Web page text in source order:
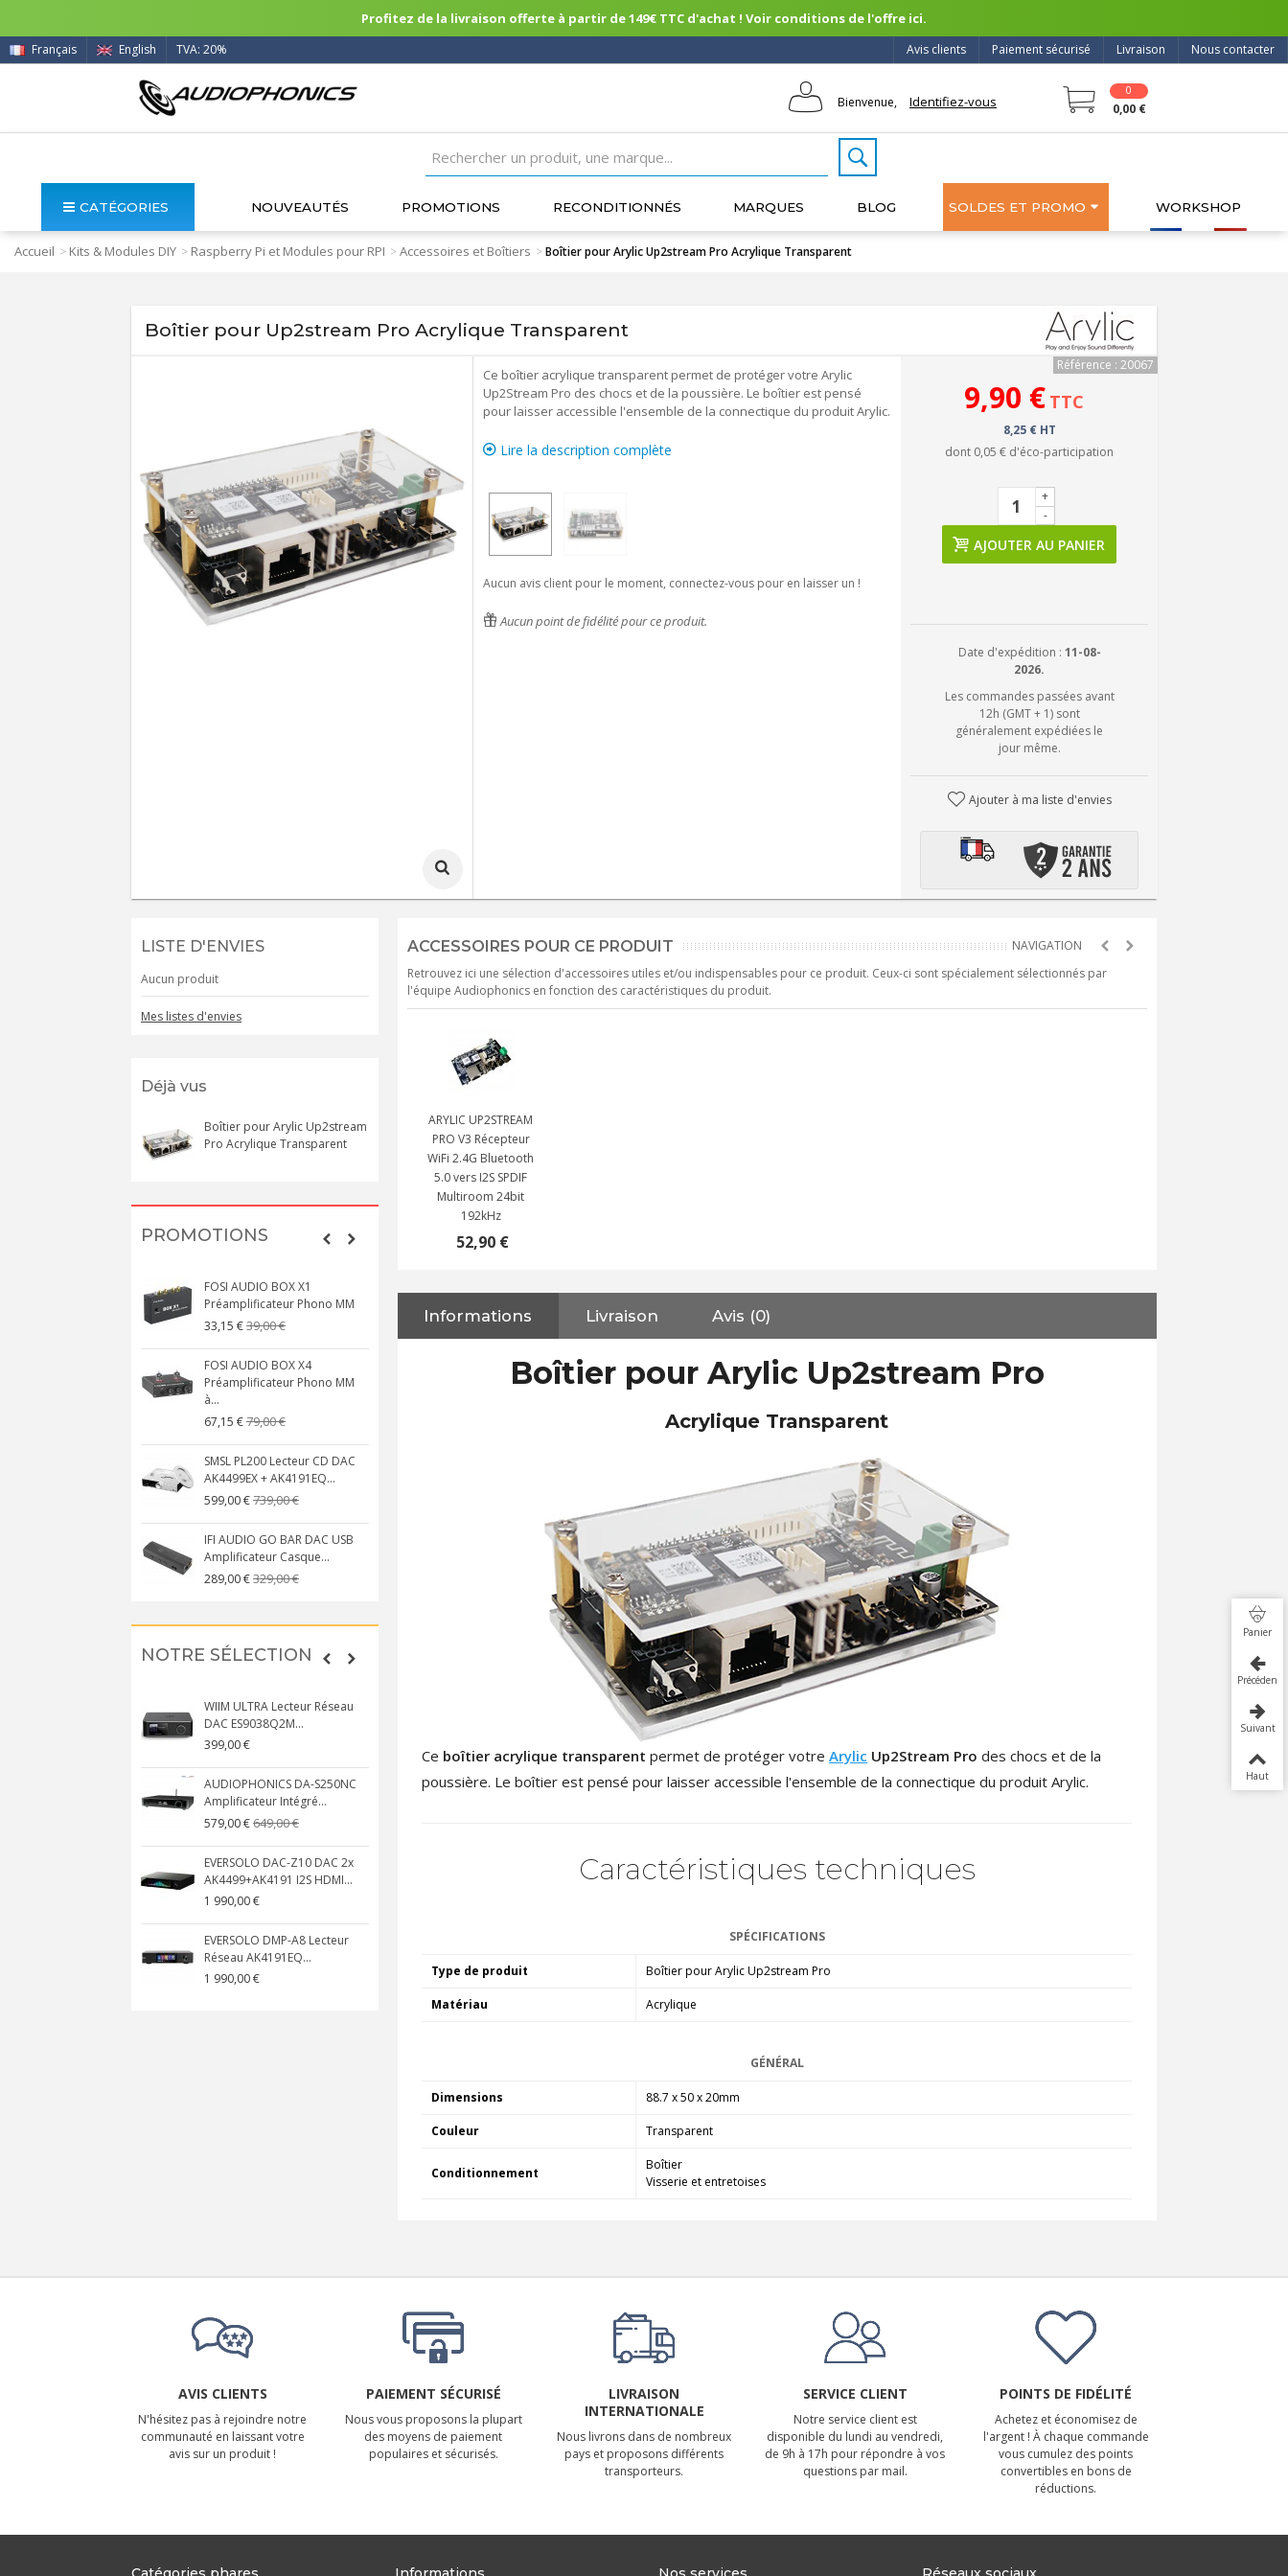
Profitez de la livraison offerte à partir de 149€ TTC d'achat ! Voir conditions de l'offre ici.
Nous contacter
Livraison
Paiement sécurisé
Avis clients
Français English TVA: 20%
Bienvenue, Identifiez-vous
0
0,00 €
CATÉGORIES NOUVEAUTÉS PROMOTIONS RECONDITIONNÉS MARQUES BLOG SOLDES ET PROMO WORKSHOP
Accueil > Kits & Modules DIY > Raspberry Pi et Modules pour RPI >Accessoires et Boîtiers >Boîtier pour Arylic Up2stream Pro Acrylique Transparent
Boîtier pour Up2stream Pro Acrylique Transparent
Ce boîtier acrylique transparent permet de protéger votre Arylic
Up2Stream Pro des chocs et de la poussière. Le boîtier est pensé
pour laisser accessible l'ensemble de la connectique du produit Arylic.
Lire la description complète
Aucun avis client pour le moment, connectez-vous pour en laisser un !
Aucun point de fidélité pour ce produit.
Référence : 20067
9,90 € TTC
8,25 € HT
dont 0,05 € d'éco-participation
-
+
AJOUTER AU PANIER
Date d'expédition : 11-08-
2026.
Les commandes passées avant
12h (GMT + 1) sont
généralement expédiées le
jour même.
Ajouter à ma liste d'envies
LISTE D'ENVIES
Aucun produit
Mes listes d'envies
Déjà vus
Boîtier pour Arylic Up2stream
Pro Acrylique Transparent
PROMOTIONS
FOSI AUDIO BOX X1
Préamplificateur Phono MM
33,15 €39,00 €
FOSI AUDIO BOX X4
Préamplificateur Phono MM
à...
67,15 €79,00 €
SMSL PL200 Lecteur CD DAC
AK4499EX + AK4191EQ...
599,00 €739,00 €
IFI AUDIO GO BAR DAC USB
Amplificateur Casque...
289,00 €329,00 €
4,30 € 4,95 €
[GRADE B] DAYTON AUDIO
MKSX4 Enceinte Subwoofer...
Amplificateur 4 Voies pour...
NOTRE SÉLECTION
WIIM ULTRA Lecteur Réseau
DAC ES9038Q2M...
399,00 €
AUDIOPHONICS DA-S250NC
Amplificateur Intégré...
579,00 €649,00 €
EVERSOLO DAC-Z10 DAC 2x
AK4499+AK4191 I2S HDMI...
1 990,00 €
EVERSOLO DMP-A8 Lecteur
Réseau AK4191EQ...
1 990,00 €
DAN CLARK AUDIO AEON 2
1 099,00 €
ACCESSOIRES POUR CE PRODUIT
Retrouvez ici une sélection d'accessoires utiles et/ou indispensables pour ce produit. Ceux-ci sont spécialement sélectionnés par
l'équipe Audiophonics en fonction des caractéristiques du produit.
ARYLIC UP2STREAM
PRO V3 Récepteur
WiFi 2.4G Bluetooth
5.0 vers I2S SPDIF
Multiroom 24bit
192kHz
52,90 €
Informations Livraison Avis (0)
Boîtier pour Arylic Up2stream Pro
Acrylique Transparent
Ce boîtier acrylique transparent permet de protéger votreArylic Up2Stream Pro des chocs et de la
poussière. Le boîtier est pensé pour laisser accessible l'ensemble de la connectique du produit Arylic.
Caractéristiques techniques
SPÉCIFICATIONS
Type de produit Boîtier pour Arylic Up2stream Pro
Matériau Acrylique
GÉNÉRAL
Dimensions 88.7 x 50 x 20mm
Couleur Transparent
Conditionnement
Boîtier
Visserie et entretoises
AVIS CLIENTS
N'hésitez pas à rejoindre notre
communauté en laissant votre
avis sur un produit !
PAIEMENT SÉCURISÉ
Nous vous proposons la plupart
des moyens de paiement
populaires et sécurisés.
LIVRAISON
INTERNATIONALE
Nous livrons dans de nombreux
pays et proposons différents
transporteurs.
SERVICE CLIENT
Notre service client est
disponible du lundi au vendredi,
de 9h à 17h pour répondre à vos
questions par mail.
POINTS DE FIDÉLITÉ
Achetez et économisez de
l'argent ! À chaque commande
vous cumulez des points
convertibles en bons de
réductions.
Panier
Précédent
Suivant
Haut